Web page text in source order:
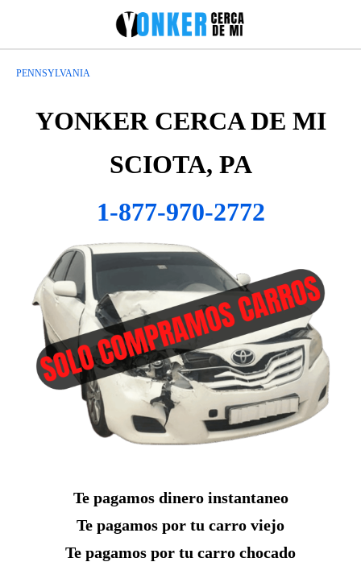
PENNSYLVANIA
YONKER CERCA DE MI
SCIOTA, PA
1-877-970-2772
Te pagamos dinero instantaneo
Te pagamos por tu carro viejo
Te pagamos por tu carro chocado